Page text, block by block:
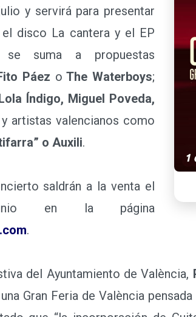
y servirá para presentar
disco La cantera y el EP
se suma a propuestas
Páez o The Waterboys;
Índigo, Miguel Poveda,
y artistas valencianos como
o Auxili.
saldrán a la venta el
en la página
.
del Ayuntamiento de València,
Gran Feria de València